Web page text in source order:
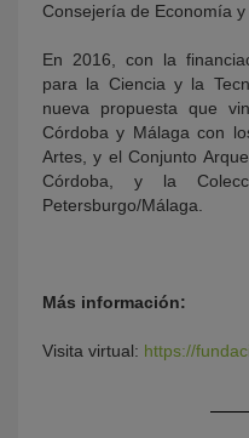
Consejería de Economía y
En 2016, con la
para la Ciencia y la
nueva propuesta que
Córdoba y Málaga con
Artes, y el Conjunto
Córdoba, y la
Petersburgo/Málaga.
Más información:
Visita virtual: https://